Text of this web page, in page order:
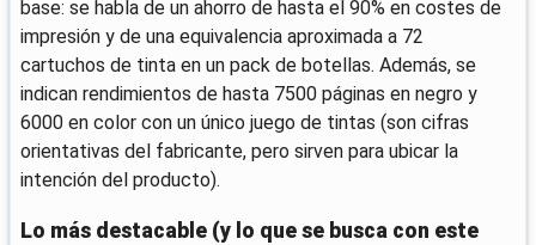
base: se habla de un ahorro de hasta el 90% en costes de
impresión y de una equivalencia aproximada a 72
cartuchos de tinta en un pack de botellas. Además, se
indican rendimientos de hasta 7500 páginas en negro y
6000 en color con un único juego de tintas (son cifras
orientativas del fabricante, pero sirven para ubicar la
intención del producto).
Lo más destacable (y lo que se busca con este